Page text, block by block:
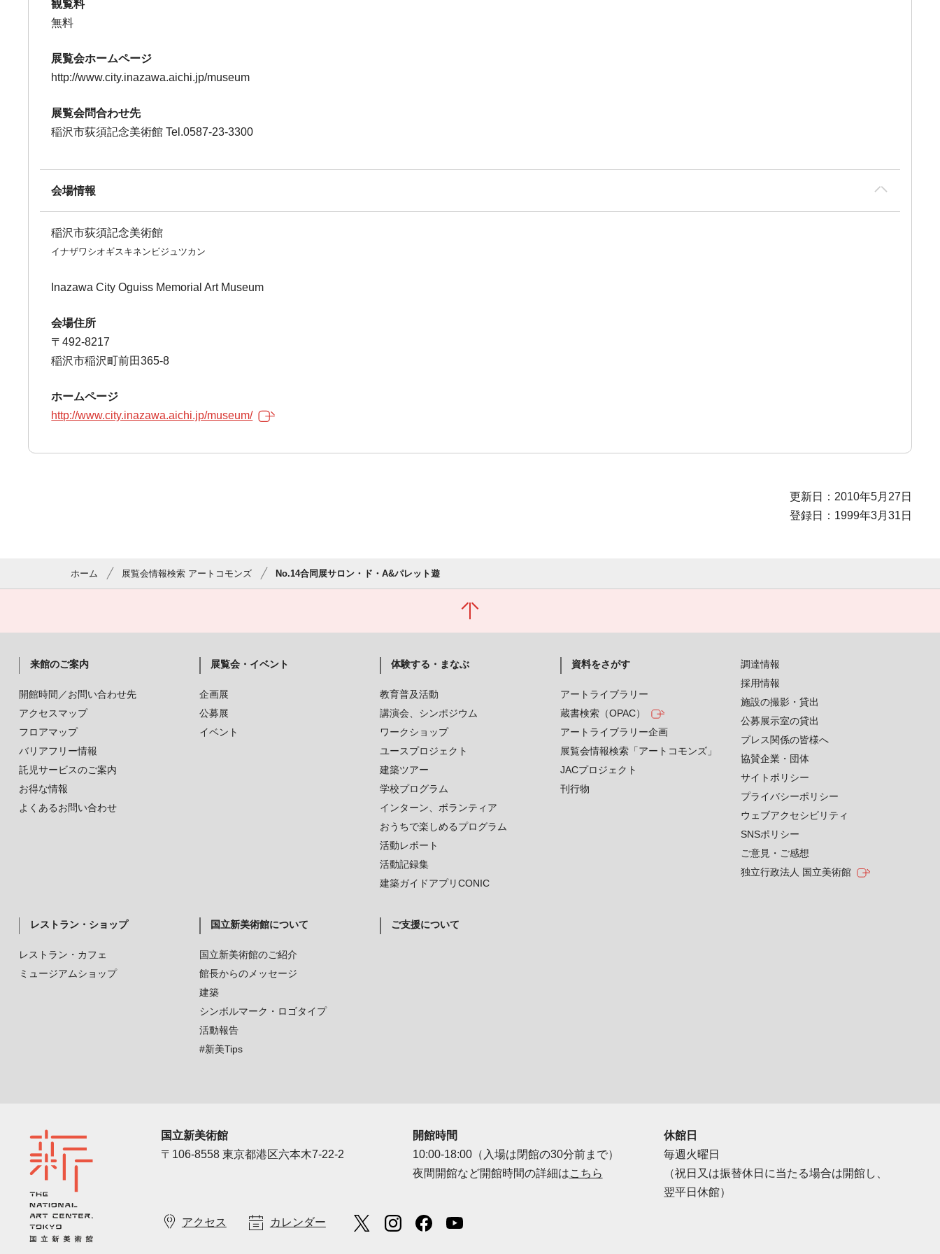
観覧料
無料
展覧会ホームページ
http://www.city.inazawa.aichi.jp/museum
展覧会問合わせ先
稲沢市荻須記念美術館 Tel.0587-23-3300
会場情報
稲沢市荻須記念美術館
イナザワシオギスキネンビジュツカン
Inazawa City Oguiss Memorial Art Museum
会場住所
〒492-8217
稲沢市稲沢町前田365-8
ホームページ
http://www.city.inazawa.aichi.jp/museum/
更新日：2010年5月27日
登録日：1999年3月31日
ホーム 展覧会情報検索 アートコモンズ No.14合同展サロン・ド・A&パレット遊
来館のご案内
開館時間／お問い合わせ先
アクセスマップ
フロアマップ
バリアフリー情報
託児サービスのご案内
お得な情報
よくあるお問い合わせ
展覧会・イベント
企画展
公募展
イベント
体験する・まなぶ
教育普及活動
講演会、シンポジウム
ワークショップ
ユースプロジェクト
建築ツアー
学校プログラム
インターン、ボランティア
おうちで楽しめるプログラム
活動レポート
活動記録集
建築ガイドアプリCONIC
資料をさがす
アートライブラリー
蔵書検索（OPAC）
アートライブラリー企画
展覧会情報検索「アートコモンズ」
JACプロジェクト
刊行物
レストラン・ショップ
レストラン・カフェ
ミュージアムショップ
国立新美術館について
国立新美術館のご紹介
館長からのメッセージ
建築
シンボルマーク・ロゴタイプ
活動報告
#新美Tips
ご支援について
調達情報
採用情報
施設の撮影・貸出
公募展示室の貸出
プレス関係の皆様へ
協賛企業・団体
サイトポリシー
プライバシーポリシー
ウェブアクセシビリティ
SNSポリシー
ご意見・ご感想
独立行政法人 国立美術館
国立新美術館
〒106-8558 東京都港区六本木7-22-2
開館時間
10:00-18:00（入場は閉館の30分前まで）
夜間開館など開館時間の詳細はこちら
休館日
毎週火曜日
（祝日又は振替休日に当たる場合は開館し、
翌平日休館）
アクセス カレンダー